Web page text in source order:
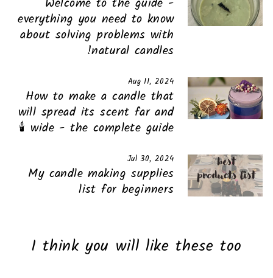
everything you need to know
about solving problems with
natural candles!
Aug 11, 2024
How to make a candle that
will spread its scent far and
wide - the complete guide 🕯️
Jul 30, 2024
My candle making supplies
list for beginners
I think you will like these too